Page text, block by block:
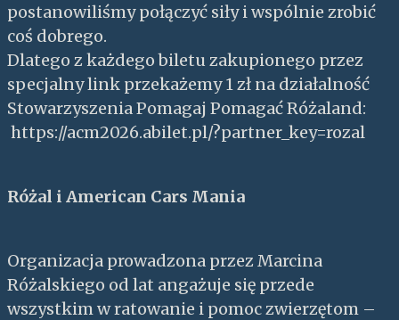
postanowiliśmy połączyć siły i wspólnie zrobić
coś dobrego.
Dlatego z każdego biletu zakupionego przez
specjalny link przekażemy 1 zł na działalność
Stowarzyszenia Pomagaj Pomagać Różaland:
https://acm2026.abilet.pl/?partner_key=rozal
Różal i American Cars Mania
Organizacja prowadzona przez Marcina
Różalskiego od lat angażuje się przede
wszystkim w ratowanie i pomoc zwierzętom –